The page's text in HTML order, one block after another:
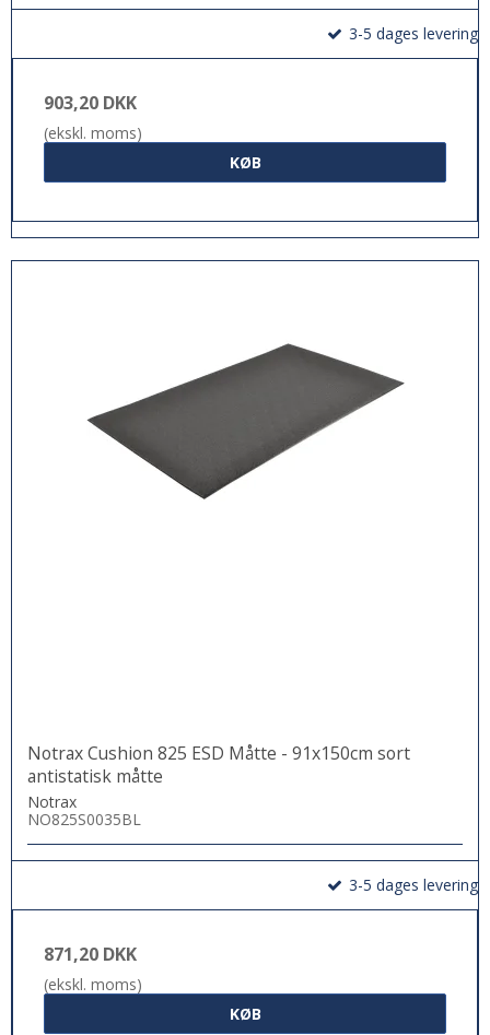
3-5 dages levering
903,20 DKK
(ekskl. moms)
KØB
Notrax Cushion 825 ESD Måtte - 91x150cm sort
antistatisk måtte
Notrax
NO825S0035BL
3-5 dages levering
871,20 DKK
(ekskl. moms)
KØB